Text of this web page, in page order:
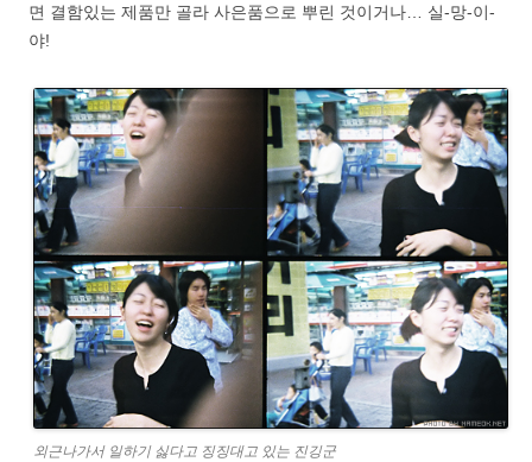
면 결함있는 제품만 골라 사은품으로 뿌린 것이거나… 실-망-이-
야!
외근나가서 일하기 싫다고 징징대고 있는 진깅군